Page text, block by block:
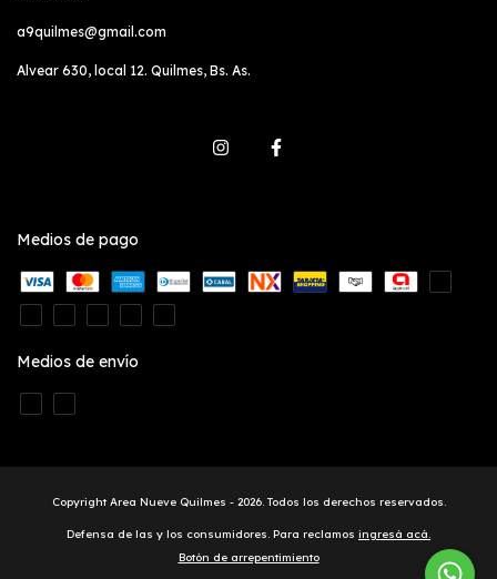
a9quilmes@gmail.com
Alvear 630, local 12. Quilmes, Bs. As.
Medios de pago
Medios de envío
Copyright Area Nueve Quilmes - 2026. Todos los derechos reservados.
Defensa de las y los consumidores. Para reclamos ingresá acá.
Botón de arrepentimiento